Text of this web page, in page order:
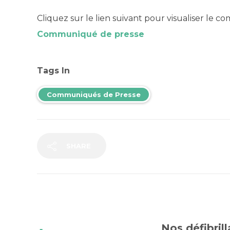
Cliquez sur le lien suivant pour visualiser le
Communiqué de presse
Tags In
Communiqués de Presse